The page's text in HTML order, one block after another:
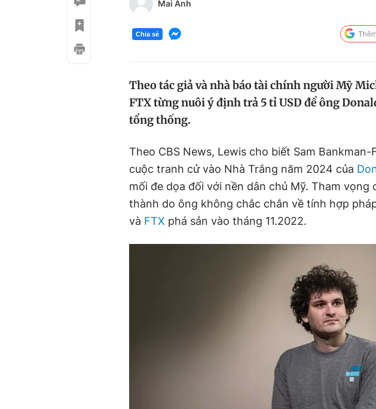
Mai Anh
Chia sẻ
Theo tác giả và nhà báo tài chính người Mỹ
FTX từng nuôi ý định trả 5 tỉ USD để ông
tổng thống.
Theo CBS News, Lewis cho biết Sam Bankman-
cuộc tranh cử vào Nhà Trắng năm 2024 của
mối đe dọa đối với nền dân chủ Mỹ. Tham vọng
thành do ông không chắc chắn về tính hợp
và FTX phá sản vào tháng 11.2022.